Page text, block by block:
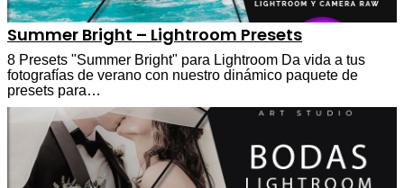
Summer Bright – Lightroom Presets
8 Presets "Summer Bright" para Lightroom Da vida a tus
fotografías de verano con nuestro dinámico paquete de
presets para…